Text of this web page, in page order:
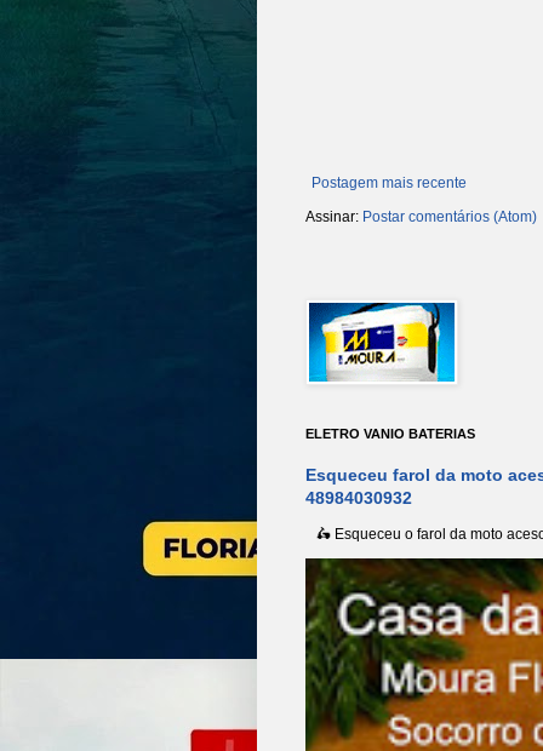
Postagem mais recente
Assinar: Postar comentários (Atom)
ELETRO VANIO BATERIAS
Esqueceu farol da moto
48984030932
🛵 Esqueceu o farol da moto